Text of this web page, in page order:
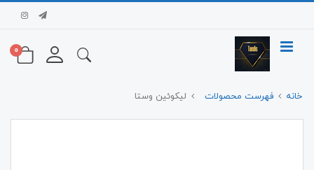
0
خانه فهرست محصولات لیکوئین وستا